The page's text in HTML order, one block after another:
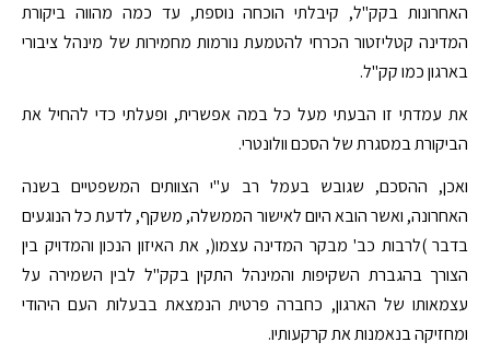
האחרונות בקק"ל, קיבלתי הוכחה נוספת, עד כמה מהווה ביקורת
המדינה קטליזטור הכרחי להטמעת נורמות מחמירות של מינהל ציבורי
בארגון כמו קק"ל.
את עמדתי זו הבעתי מעל כל במה אפשרית, ופעלתי כדי להחיל את
הביקורת במסגרת של הסכם וולונטרי.
ואכן, ההסכם, שגובש בעמל רב ע"י הצוותים המשפטיים בשנה
האחרונה, ואשר הובא היום לאישור הממשלה, משקף, לדעת כל הנוגעים
בדבר )לרבות כב' מבקר המדינה עצמו(, את האיזון הנכון והמדויק בין
הצורך בהגברת השקיפות והמינהל התקין בקק"ל לבין השמירה על
עצמאותו של הארגון, כחברה פרטית הנמצאת בבעלות העם היהודי
ומחזיקה בנאמנות את קרקעותיו.